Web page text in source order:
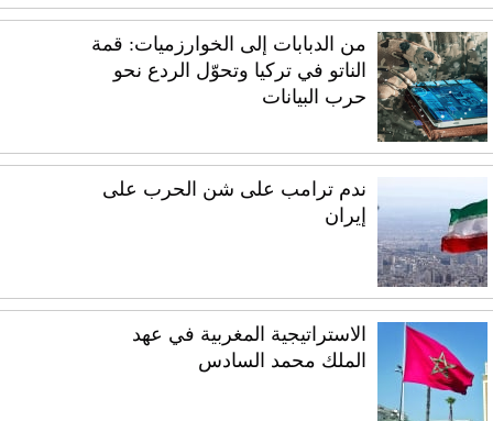
من الدبابات إلى الخوارزميات: قمة
الناتو في تركيا وتحوّل الردع نحو
حرب البيانات
ندم ترامب على شن الحرب على
إيران
الاستراتيجية المغربية في عهد
الملك محمد السادس